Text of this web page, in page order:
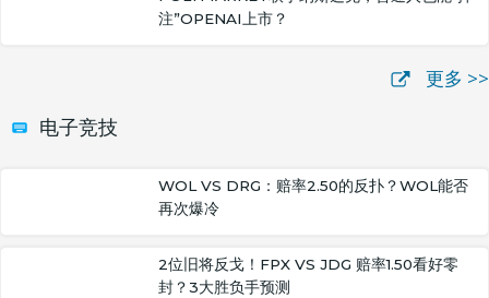
注”OPENAI上市？
更多 >>
电子竞技
WOL VS DRG：赔率2.50的反扑？WOL能否
再次爆冷
2位旧将反戈！FPX VS JDG 赔率1.50看好零
封？3大胜负手预测